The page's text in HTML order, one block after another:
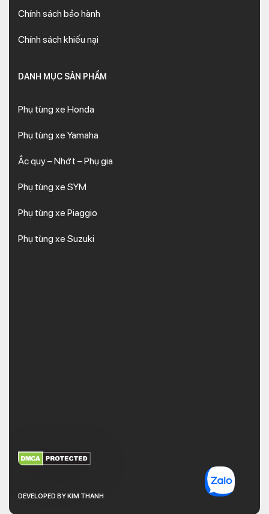
Chính sách bảo hành
Chính sách khiếu nại
DANH MỤC SẢN PHẨM
Phụ tùng xe Honda
Phụ tùng xe Yamaha
Ắc quy – Nhớt – Phụ gia
Phụ tùng xe SYM
Phụ tùng xe Piaggio
Phụ tùng xe Suzuki
DEVELOPED BY KIM THANH
XEM THÊM